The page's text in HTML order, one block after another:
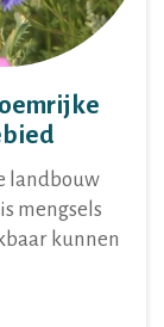
landbouw
mengsels
kunnen